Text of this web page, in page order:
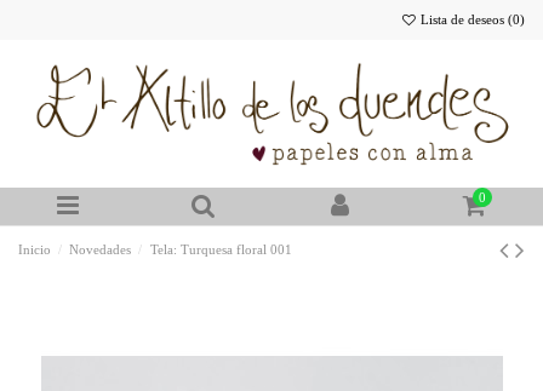
Lista de deseos (0)
0
Inicio Novedades Tela: Turquesa floral 001